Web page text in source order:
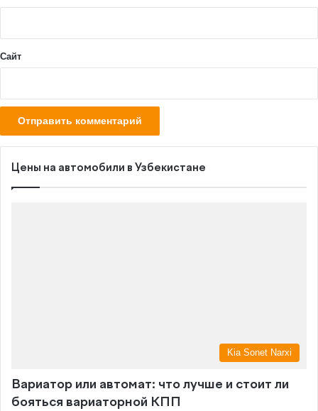
Сайт
Цены на автомобили в Узбекистане
Kia Sonet Narxi
Вариатор или автомат: что лучше и стоит ли
бояться вариаторной КПП